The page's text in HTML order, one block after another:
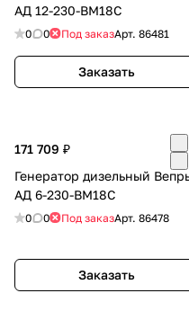
по обслуживанию
реагирует на любые
заказчика на всей
Федерации.https://
АД 12-230-ВМ18С
0 0 Под заказАрт. 86481
Заказать
171 709 ₽
Генератор дизельный
АД 6-230-ВМ18С
0 0 Под заказАрт. 86478
Заказать